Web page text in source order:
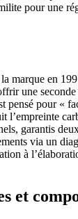
pour une
en
une
pour
l’empreinte
garantis
via un
à
et